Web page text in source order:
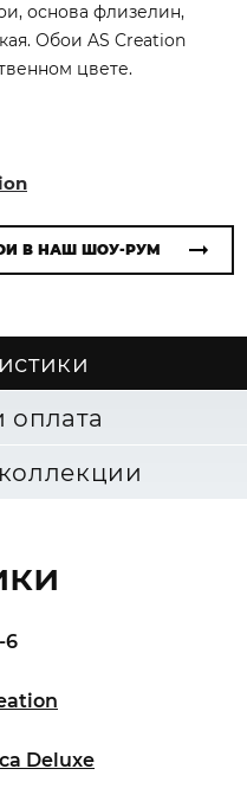
основа флизелин,
Обои AS Creation
цвете.
В НАШ ШОУ-РУМ
оплата
6
Deluxe